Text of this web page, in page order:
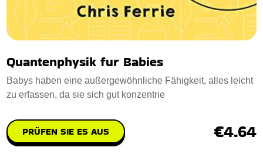
Quantenphysik fur Babies
Babys haben eine außergewöhnliche Fähigkeit, alles leicht
zu erfassen, da sie sich gut konzentrie
PRÜFEN SIE ES AUS €4.64